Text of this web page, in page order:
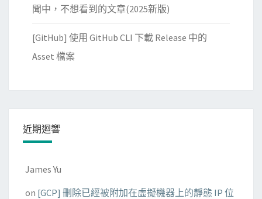
聞中，不想看到的文章(2025新版)
[GitHub] 使用 GitHub CLI 下載 Release 中的
Asset 檔案
近期迴響
James Yu
on [GCP] 刪除已經被附加在虛擬機器上的靜態 IP 位